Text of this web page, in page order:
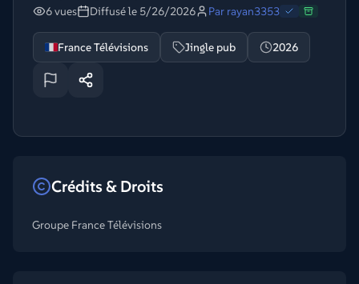
6 vues Diffusé le 5/26/2026 Par rayan3353
France Télévisions Jingle pub 2026
Crédits & Droits
Groupe France Télévisions